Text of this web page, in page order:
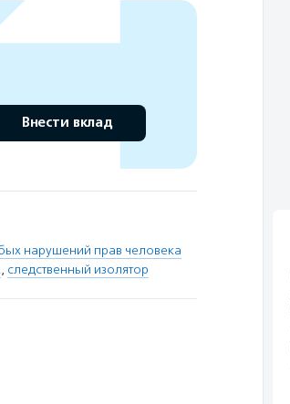
Внести вклад
нарушений прав человека
, следственный изолятор